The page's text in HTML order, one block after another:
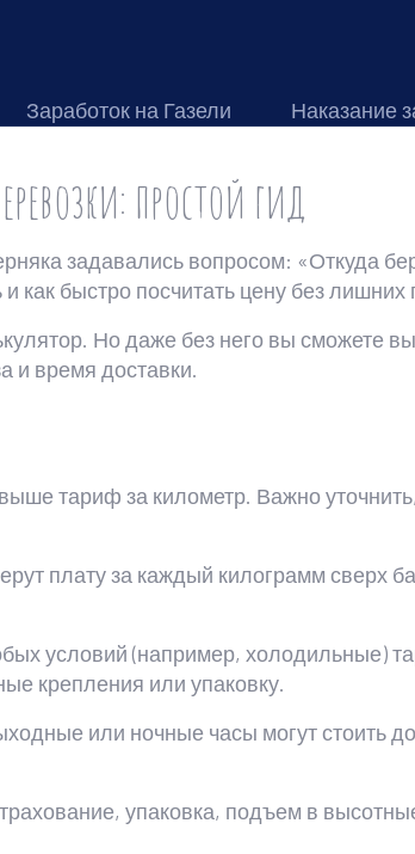
Заработок на Газели Наказание
простой гид
задавались вопросом: «Откуда
как быстро посчитать цену без лишних
Но даже без него вы сможете
и время доставки.
тариф за километр. Важно
плату за каждый килограмм сверх
условий (например, холодильные)
крепления или упаковку.
или ночные часы могут стоить
упаковка, подъем в